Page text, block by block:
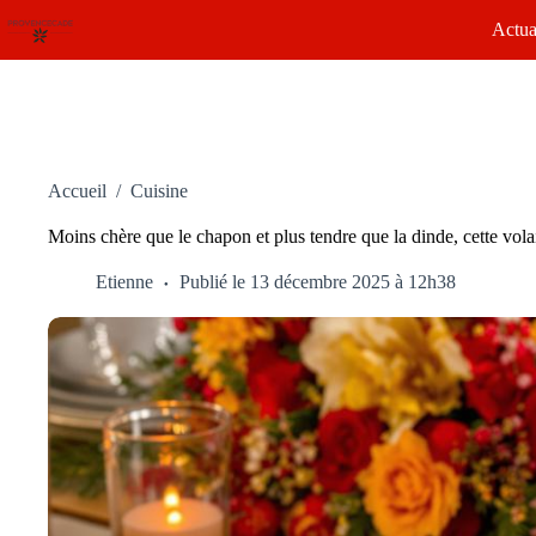
au
Accueil / Cuisine
Moins chère que le chapon et plus tendre que la dinde, cette
Etienne Publié le 13 décembre 2025 à 12h38